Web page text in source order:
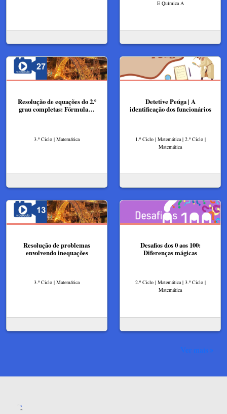
E Química A
Resolução de equações do 2.º
grau completas: Fórmula…
3.º Ciclo | Matemática
Detetive Peúga | A
identificação dos funcionários
1.º Ciclo | Matemática | 2.º Ciclo |
Matemática
Resolução de problemas
envolvendo inequações
3.º Ciclo | Matemática
Desafios dos 0 aos 100:
Diferenças mágicas
2.º Ciclo | Matemática | 3.º Ciclo |
Matemática
Ver mais